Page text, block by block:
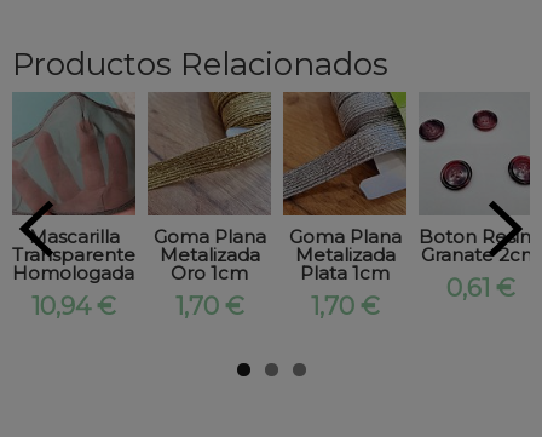
Productos Relacionados
Mascarilla
Transparente
Homologada...
10,94 €
Goma Plana
Metalizada
Oro 1cm
1,70 €
Goma Plana
Metalizada
Plata 1cm
1,70 €
Boton Resina
Granate 2cm
0,61 €